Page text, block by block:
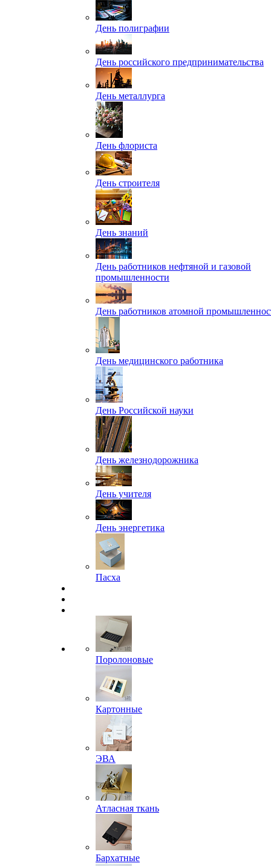
День полиграфии
День российского предпринимательства
День металлурга
День флориста
День строителя
День знаний
День работников нефтяной и газовой
промышленности
День работников атомной
День медицинского работника
День Российской науки
День железнодорожника
День учителя
День энергетика
Пасха
Поролоновые
Картонные
ЭВА
Атласная ткань
Бархатные